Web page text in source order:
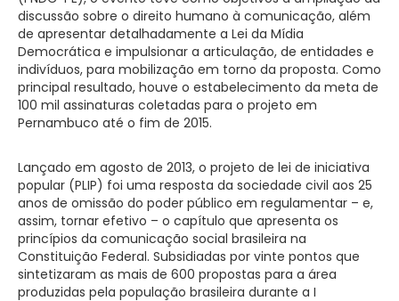
discussão sobre o direito humano à comunicação, além
de apresentar detalhadamente a Lei da Mídia
Democrática e impulsionar a articulação, de entidades e
indivíduos, para mobilização em torno da proposta. Como
principal resultado, houve o estabelecimento da meta de
100 mil assinaturas coletadas para o projeto em
Pernambuco até o fim de 2015.
Lançado em agosto de 2013, o projeto de lei de iniciativa
popular (PLIP) foi uma resposta da sociedade civil aos 25
anos de omissão do poder público em regulamentar – e,
assim, tornar efetivo – o capítulo que apresenta os
princípios da comunicação social brasileira na
Constituição Federal. Subsidiadas por vinte pontos que
sintetizaram as mais de 600 propostas para a área
produzidas pela população brasileira durante a I